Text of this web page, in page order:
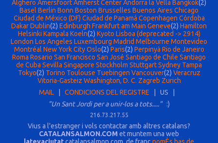
Alghero AmersfoortAmherst CenterAndorra la Vella Bangkok(2)
Basel Berlin Bonn Boston Brusselles Buenos Aires Chicago
Ciudad de México (DF) Ciudad de Panamá Copenhagen Córdoba
DakarDublin(2) Edinburgh Frankfurt am Main Geneve(2) Hamilton
Helsinki Kampala Koeln(2) Kyoto Lisboa (deprecated -> 2914)
London Los Angeles Luxembourg Madrid Melbourne Montevideo
Montréal New York City Oslo(2) Paris(2) Perpinyà Rio de Janeiro
Roma Rosario San Francisco San José Santiago de Chile Santiago
de Cuba Sevilla Singapore Stockholm StuttgartSydney Tampa
Tokyo(2) Torino Toulouse Tuebingen Vancouver(2) Veracruz
Vitoria-Gasteiz Washington, D. C. Zagreb Zurich
MAIL
CONDICIONS DEL REGISTRE | US |
"Un Sant Jordi per a unir-los a tots.....":)
216.73.217.55
Vius a l'estranger i vols contactar amb altres catalans?
CATALANSALMON.COM et muntem una web